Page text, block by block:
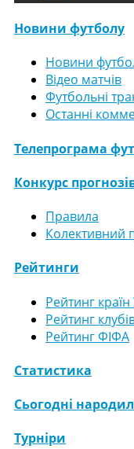
Новини футболу
Новини
Відео матчів
Футбольні
Останні
Телепрограма
Конкурс
Правила
Колективний
Рейтинги
Рейтинг
Рейтинг
Рейтинг ФІФА
Статистика
Сьогодні
Турніри